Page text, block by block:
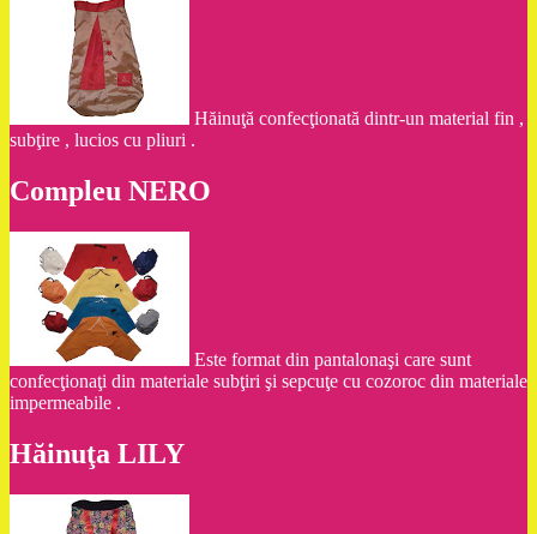
Hăinuţă confecţionată dintr-un material fin ,
subţire , lucios cu pliuri .
Compleu NERO
Este format din pantalonaşi care sunt
confecţionaţi din materiale subţiri şi sepcuţe cu cozoroc din materiale
impermeabile .
Hăinuţa LILY